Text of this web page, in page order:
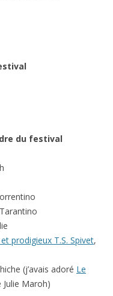
du festival
prodigieux T.S. Spivet,
(j’avais adoré Le
Julie Maroh)